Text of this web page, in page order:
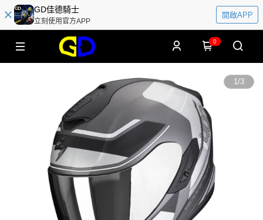
GD佳德騎士
立刻使用官方APP
開啟APP
0
1/3